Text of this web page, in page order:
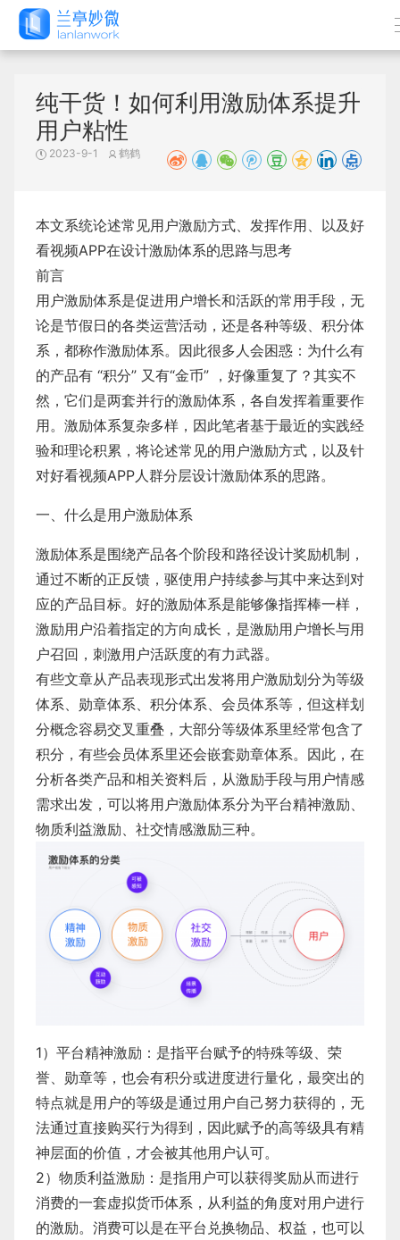
纯干货！如何利用激励体系提升
用户粘性
2023-9-1 鹤鹤
本文系统论述常见用户激励方式、发挥作用、以及好
看视频APP在设计激励体系的思路与思考
前言
用户激励体系是促进用户增长和活跃的常用手段，无
论是节假日的各类运营活动，还是各种等级、积分体
系，都称作激励体系。因此很多人会困惑：为什么有
的产品有 “积分” 又有“金币” ，好像重复了？其实不
然，它们是两套并行的激励体系，各自发挥着重要作
用。激励体系复杂多样，因此笔者基于最近的实践经
验和理论积累，将论述常见的用户激励方式，以及针
对好看视频APP人群分层设计激励体系的思路。
一、什么是用户激励体系
激励体系是围绕产品各个阶段和路径设计奖励机制，
通过不断的正反馈，驱使用户持续参与其中来达到对
应的产品目标。好的激励体系是能够像指挥棒一样，
激励用户沿着指定的方向成长，是激励用户增长与用
户召回，刺激用户活跃度的有力武器。
​有些文章从产品表现形式出发将用户激励划分为等级
体系、勋章体系、积分体系、会员体系等，但这样划
分概念容易交叉重叠，大部分等级体系里经常包含了
积分，有些会员体系里还会嵌套勋章体系。因此，在
分析各类产品和相关资料后，从激励手段与用户情感
需求出发，可以将用户激励体系分为平台精神激励、
物质利益激励、社交情感激励三种。
​1）平台精神激励：是指平台赋予的特殊等级、荣
誉、勋章等，也会有积分或进度进行量化，最突出的
特点就是用户的等级是通过用户自己努力获得的，无
法通过直接购买行为得到，因此赋予的高等级具有精
神层面的价值，才会被其他用户认可。
​2）物质利益激励：是指用户可以获得奖励从而进行
消费的一套虚拟货币体系，从利益的角度对用户进行
的激励。消费可以是在平台兑换物品、权益，也可以